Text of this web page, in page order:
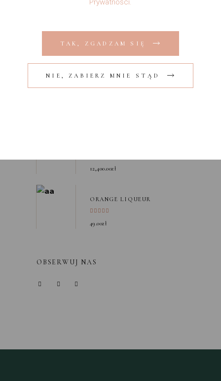
TAK, ZGADZAM SIĘ
NIE, ZABIERZ MNIE STĄD
BESTSELLERY
BOURBON
12,400.00zł
ORANGE LIQUEUR
49.00zł
OBSERWUJ NAS